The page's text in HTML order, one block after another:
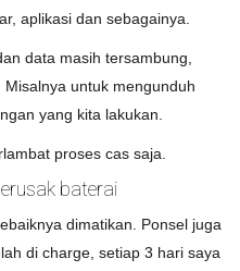
aplikasi dan sebagainya.
data masih tersambung,
untuk mengunduh
yang kita lakukan.
proses cas saja.
baterai
dimatikan. Ponsel juga
di charge, setiap 3 hari saya